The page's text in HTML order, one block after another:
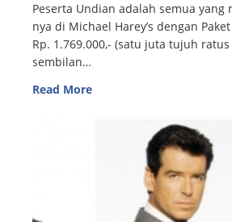
Peserta Undian adalah semua yang
nya di Michael Harey’s dengan
Rp. 1.769.000,- (satu juta tujuh
sembilan…
Read More